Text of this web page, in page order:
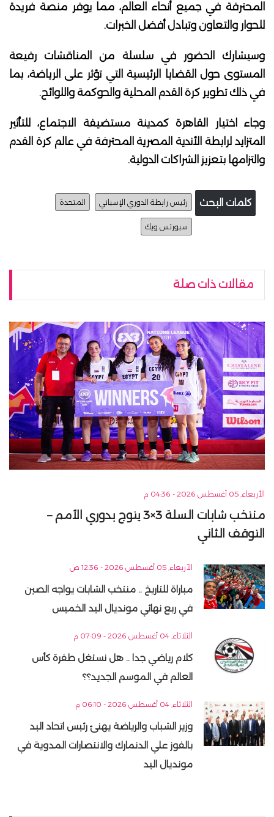
المحترفة في جميع أنحاء العالم، مما يوفر منصة فريدة
للحوار والتعاون وتبادل أفضل الخبرات.
وسيشارك الحضور في سلسلة من المناقشات رفيعة
المستوى حول القضايا الرئيسية التي تؤثر على الرياضة، بما
في ذلك تطوير كرة القدم المحلية والحوكمة واللوائح.
وجاء اختيار القاهرة كمدينة مستضيفة الاجتماع، للتأثير
المتزايد لرابطة الأندية المصرية المحترفة في عالم كرة القدم
والتزامها بتعزيز الشراكات الدولية.
كلمات البحث رئيس رابطة الدوري الإسباني المتحدة
سبورتس ويك
مقالات ذات صلة
الأربعاء, 05 أغسطس 2026 - 04:36 م
منتخب شابات السلة 3×3 يتوج بدوري الأمم –
التوقف الثاني
الأربعاء, 05 أغسطس 2026 - 12:36 ص
مباراة للتاريخ .. منتخب الشابات يواجه الصين
في ربع نهائي مونديال اليد الخميس
الثلاثاء, 04 أغسطس 2026 - 07:09 م
كلام رياضي جدا .. هل نستغل طفرة كأس
العالم في الموسم الجديد؟؟
الثلاثاء, 04 أغسطس 2026 - 06:10 م
وزير الشباب والرياضة يهنئ رئيس اتحاد اليد
بالفوز علي الدنمارك والانتصارات المدوية في
مونديال اليد